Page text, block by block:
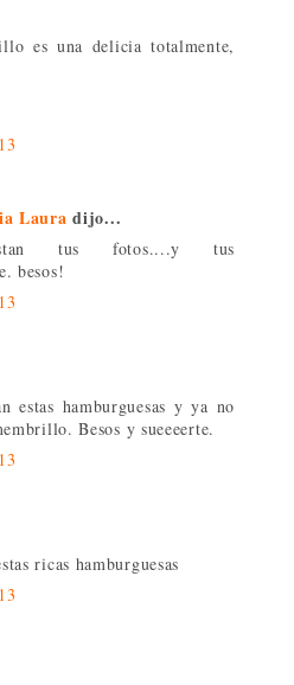
es una delicia totalmente,
Laura dijo...
tus fotos....y tus
besos!
estas hamburguesas y ya no
Besos y sueeeerte.
ricas hamburguesas